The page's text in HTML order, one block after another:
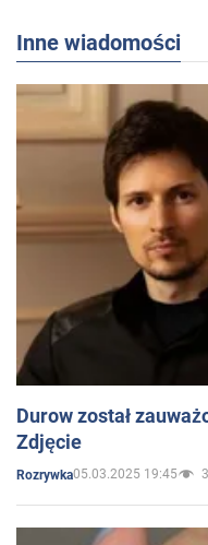
Inne wiadomości
Durow został
Zdjęcie
Rozrywka05.03.2025 19:45